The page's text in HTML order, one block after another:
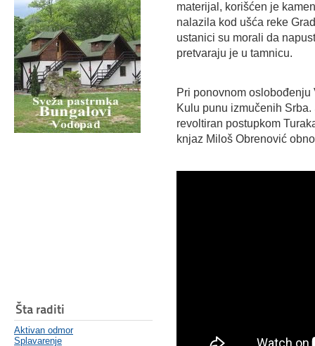
Šta raditi
Aktivan odmor
Splavarenje
materijal, korišćen je
nalazila kod ušća reke
ustanici su morali da
pretvaraju je u tamnicu.
Pri ponovnom
Kulu punu izmučenih
revoltiran postupkom
knjaz Miloš Obrenović